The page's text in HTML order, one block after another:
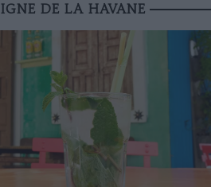
DE LA HAVANE